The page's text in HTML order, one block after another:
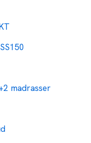
madrasser